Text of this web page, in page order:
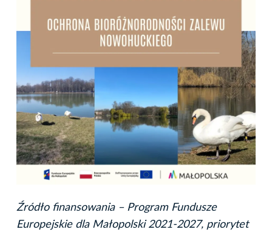
Źródło finansowania – Program Fundusze
Europejskie dla Małopolski 2021-2027, priorytet